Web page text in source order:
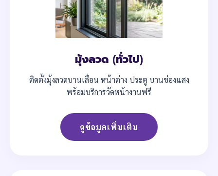
มุ้งลวด (ทั่วไป)
ติดตั้งมุ้งลวดบานเลื่อน หน้าต่าง ประตู บานช่องแสง
พร้อมบริการวัดหน้างานฟรี
ดูข้อมูลเพิ่มเติม